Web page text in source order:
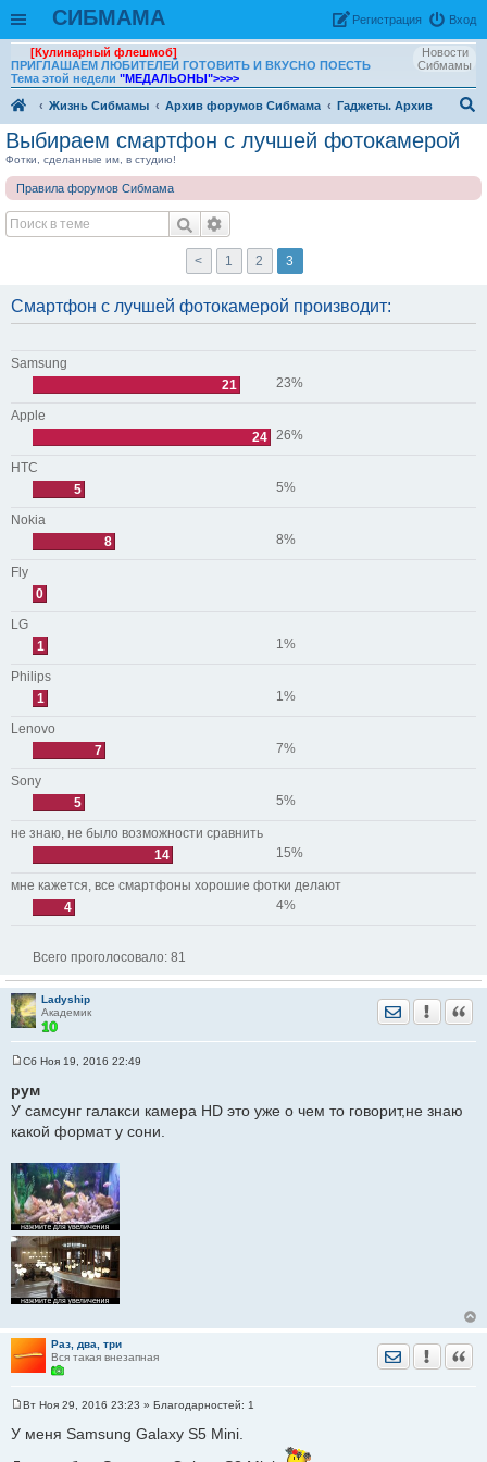
СИБМАМА Вход
Рeгиcтpaция
Новости
Сибмамы
[Кулинарный флешмоб]
ПРИГЛАШАЕМ ЛЮБИТЕЛЕЙ ГОТОВИТЬ И ВКУСНО ПОЕСТЬ
Тема этой недели "МЕДАЛЬОНЫ">>>>
Жизнь Сибмамы Архив форумов Сибмама
Гаджеты. Архив
Выбираем смартфон с лучшей фотокамерой
Фотки, сделанные им, в студию!
Правила форумов Сибмама
< 1 2 3
Смартфон с лучшей фотокамерой производит:
Samsung
21
23%
Apple
24 26%
HTC
5
5%
Nokia
8
8%
Fly
0
LG
1
1%
Philips
1
1%
Lenovo
7
7%
Sony
5
5%
не знаю, не было возможности сравнить
14
15%
мне кажется, все смартфоны хорошие фотки делают
4
4%
Всего проголосовало: 81
Ladyship
Академик
Отправить
о
б
е
и
е
Сб Ноя 19, 2016 22:49
рум
У самсунг галакси камера HD это уже о чем то говорит,не знаю
какой формат у сони.
Раз, два, три
Вся такая внезапная
Отправить
о
Вт Ноя 29, 2016 23:23 » Благодарностей: 1
У меня Samsung Galaxy S5 Mini.